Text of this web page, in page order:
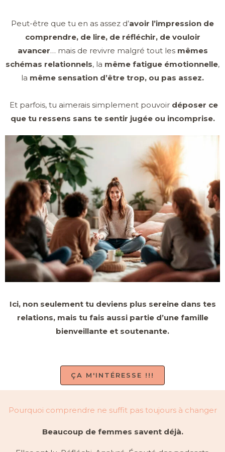
Peut-être que tu en as assez d’avoir l’impression de
comprendre, de lire, de réfléchir, de vouloir
avancer… mais de revivre malgré tout les mêmes
schémas relationnels, la même fatigue émotionnelle,
la même sensation d’être trop, ou pas assez.
Et parfois, tu aimerais simplement pouvoir déposer ce
que tu ressens sans te sentir jugée ou incomprise.
Ici, non seulement tu deviens plus sereine dans tes
relations, mais tu fais aussi partie d’une famille
bienveillante et soutenante.
ÇA M'INTÉRESSE !!!
Pourquoi comprendre ne suffit pas toujours à changer
Beaucoup de femmes savent déjà.